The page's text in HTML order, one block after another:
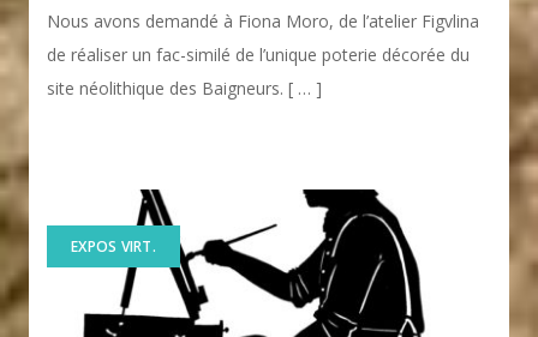
Nous avons demandé à Fiona Moro, de l’atelier Figvlina
de réaliser un fac-similé de l’unique poterie décorée du
site néolithique des Baigneurs. [ … ]
EXPOS VIRT.